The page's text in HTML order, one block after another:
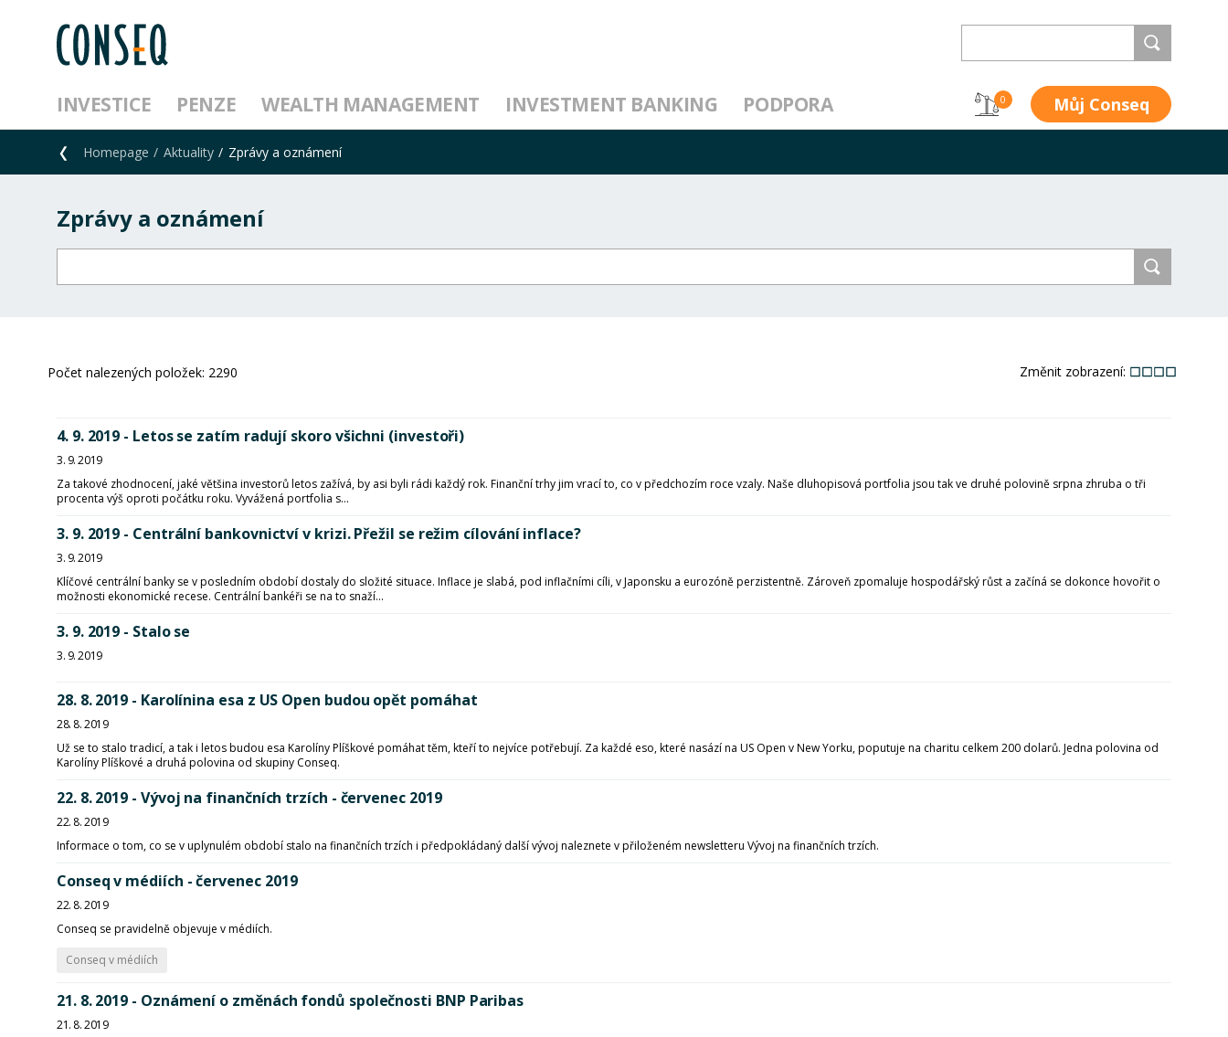
INVESTICE PENZE WEALTH MANAGEMENT INVESTMENT BANKING PODPORA 0 Můj Conseq
Homepage Aktuality Zprávy a oznámení
Zprávy a oznámení
Počet nalezených položek: 2290 Změnit zobrazení:
4. 9. 2019 - Letos se zatím radují skoro všichni (investoři)
3. 9. 2019
Za takové zhodnocení, jaké většina investorů letos zažívá, by asi byli rádi každý rok. Finanční trhy jim vrací to, co v předchozím roce vzaly. Naše dluhopisová portfolia jsou tak ve druhé polovině srpna zhruba o tři
procenta výš oproti počátku roku. Vyvážená portfolia s...
3. 9. 2019 - Centrální bankovnictví v krizi. Přežil se režim cílování inflace?
3. 9. 2019
Klíčové centrální banky se v posledním období dostaly do složité situace. Inflace je slabá, pod inflačními cíli, v Japonsku a eurozóně perzistentně. Zároveň zpomaluje hospodářský růst a začíná se dokonce hovořit o
možnosti ekonomické recese. Centrální bankéři se na to snaží...
3. 9. 2019 - Stalo se
3. 9. 2019
28. 8. 2019 - Karolínina esa z US Open budou opět pomáhat
28. 8. 2019
Už se to stalo tradicí, a tak i letos budou esa Karolíny Plíškové pomáhat těm, kteří to nejvíce potřebují. Za každé eso, které nasází na US Open v New Yorku, poputuje na charitu celkem 200 dolarů. Jedna polovina od
Karolíny Plíškové a druhá polovina od skupiny Conseq.
22. 8. 2019 - Vývoj na finančních trzích - červenec 2019
22. 8. 2019
Informace o tom, co se v uplynulém období stalo na finančních trzích i předpokládaný další vývoj naleznete v přiloženém newsletteru Vývoj na finančních trzích.
Conseq v médiích - červenec 2019
22. 8. 2019
Conseq se pravidelně objevuje v médiích.
Conseq v médiích
21. 8. 2019 - Oznámení o změnách fondů společnosti BNP Paribas
21. 8. 2019